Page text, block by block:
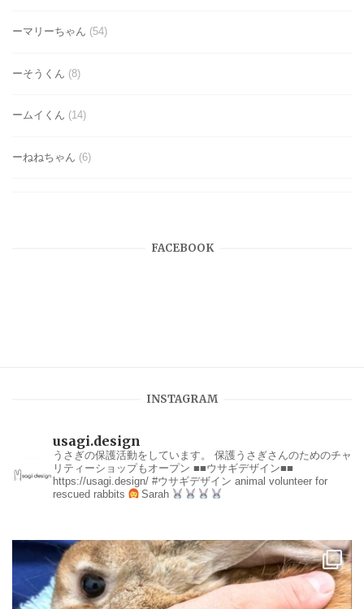
ーマリーちゃん (54)
ーそうくん (8)
ームイくん (14)
ーねねちゃん (6)
FACEBOOK
INSTAGRAM
usagi.design
うさぎの保護活動をしています。
保護うさぎさんのためのチャ
リティーショップもオープン ■■ウサギデザイン■■
https://usagi.design/ #ウサギデザイン animal volunteer for
rescued rabbits
Sarah